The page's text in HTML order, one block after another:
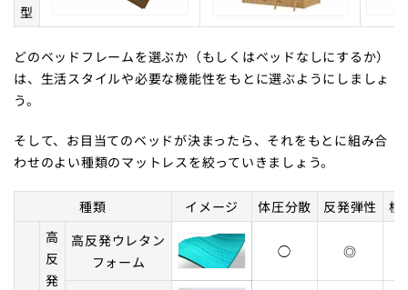
型
どのベッドフレームを選ぶか（もしくはベッドなしにするか）
は、生活スタイルや必要な機能性をもとに選ぶようにしましょ
う。
そして、お目当てのベッドが決まったら、それをもとに組み合
わせのよい種類のマットレスを絞っていきましょう。
種類 イメージ 体圧分散 反発弾性 横
高
反
発
高反発ウレタン
フォーム
◯ ◎